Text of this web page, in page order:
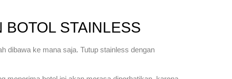
STAINLESS
dibawa ke mana saja. Tutup stainless dengan